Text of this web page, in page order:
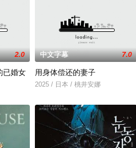
志刚凭现场足迹与痕迹精准锁凶，追凶途中
2.0
已婚女
中文字幕 7.0
用身体偿还的妻子
2025 / 日本 / 桃井安娜